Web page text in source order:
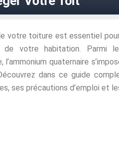
votre toiture est essentiel
de votre habitation. Parmi
l’ammonium quaternaire
dans ce guide
ses précautions d’emploi et